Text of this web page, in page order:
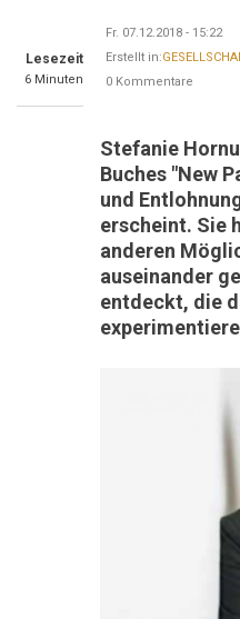
Lesezeit
6 Minuten
Fr. 07.12.2018 - 15:22
Erstellt in:
0 Kommentare
Stefanie
Buches "New
und
erscheint. Sie
anderen
auseinander
entdeckt, die